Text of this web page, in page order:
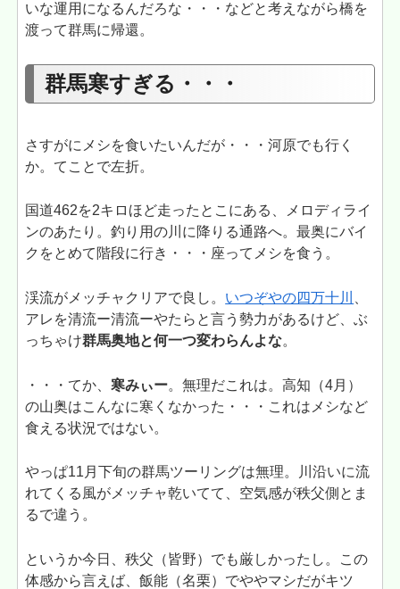
いな運用になるんだろな・・・などと考えながら橋を
渡って群馬に帰還。
群馬寒すぎる・・・
さすがにメシを食いたいんだが・・・河原でも行く
か。てことで左折。
国道462を2キロほど走ったとこにある、メロディライ
ンのあたり。釣り用の川に降りる通路へ。最奥にバイ
クをとめて階段に行き・・・座ってメシを食う。
渓流がメッチャクリアで良し。 いつぞやの四万十川
アレを清流ー清流ーやたらと言う勢力があるけど、ぶ
っちゃけ群馬奥地と何一つ変わらんよな。
・・・てか、寒みぃー。無理だこれは。高知（4月）
の山奥はこんなに寒くなかった・・・これはメシなど
食える状況ではない。
やっぱ11月下旬の群馬ツーリングは無理。川沿いに流
れてくる風がメッチャ乾いてて、空気感が秩父側とま
るで違う。
というか今日、秩父（皆野）でも厳しかったし。この
体感から言えば、飯能（名栗）でややマシだがキツ